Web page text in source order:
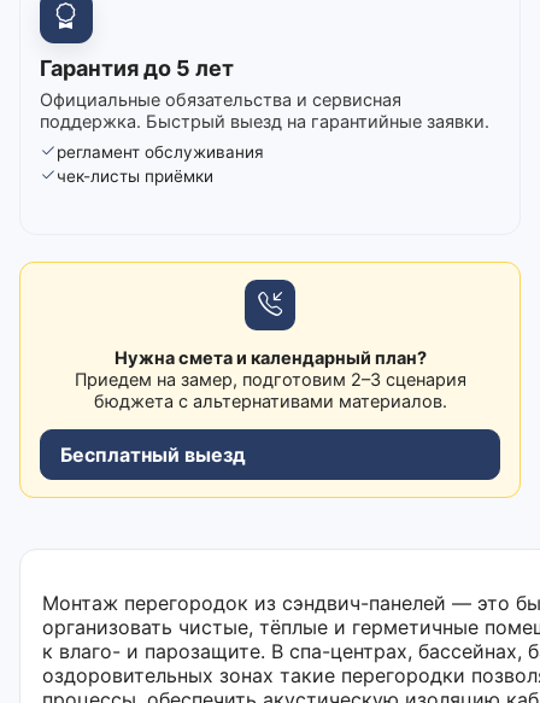
Гарантия до 5 лет
Официальные обязательства и сервисная
поддержка. Быстрый выезд на гарантийные заявки.
регламент обслуживания
чек-листы приёмки
Нужна смета и календарный план?
Приедем на замер, подготовим 2–3 сценария
бюджета с альтернативами материалов.
Бесплатный выезд
Монтаж перегородок из сэндвич-панелей — это
организовать чистые, тёплые и герметичные
к влаго- и парозащите. В спа-центрах, бассейнах,
оздоровительных зонах такие перегородки